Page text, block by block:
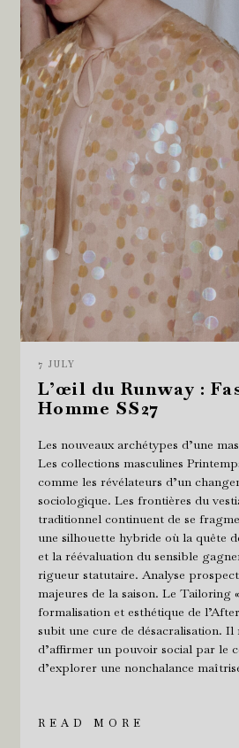
7 JULY
L’œil du Runway :
Homme SS27
Les nouveaux archétypes d’une
Les collections masculines
comme les révélateurs d’un
sociologique. Les frontières du
traditionnel continuent de se
une silhouette hybride où la quête
et la réévaluation du sensible
rigueur statutaire. Analyse
majeures de la saison. Le Tailoring
formalisation et esthétique de
subit une cure de désacralisation. Il
d’affirmer un pouvoir social par le
d’explorer une nonchalance
READ MORE